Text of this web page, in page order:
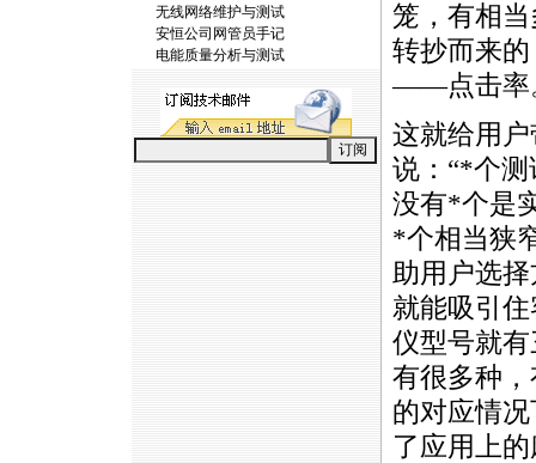
无线网络维护与测试
安恒公司网管员手记
电能质量分析与测试
笼，有相
转抄而来
——点击率
这就给用
说：“*个测
没有*个是
*个相当狭
助用户选
就能吸引
仪型号就
有很多种
的对应情
了应用上